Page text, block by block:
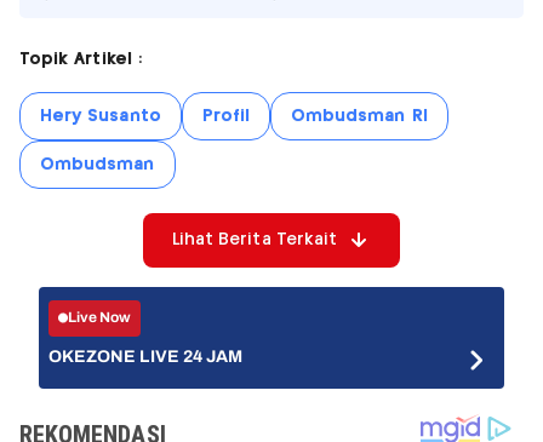
Topik Artikel :
Hery Susanto Profil Ombudsman RI
Ombudsman
Lihat Berita Terkait
Live Now
OKEZONE LIVE 24 JAM